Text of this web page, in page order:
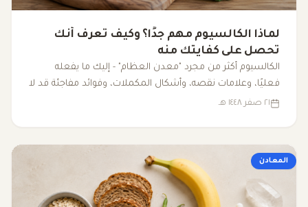
لماذا الكالسيوم مهم جدًا؟ وكيف تعرف أنك
تحصل على كفايتك منه
الكالسيوم أكثر من مجرد "معدن العظام" - إليك ما يفعله
فعليًا، وعلامات نقصه، وأشكال المكملات، وفوائد مفاجئة قد لا
تعرفها.
٢١ صفر ١٤٤٨ هـ
المعادن